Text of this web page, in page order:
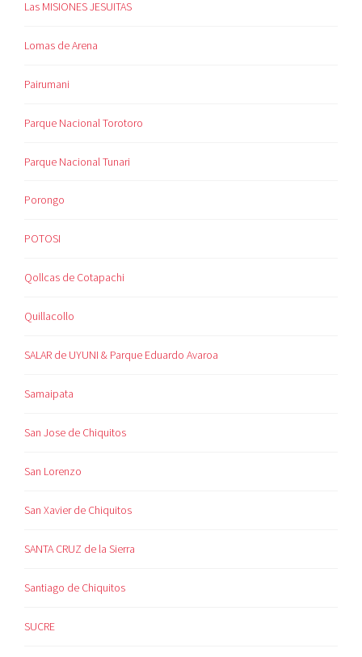
Las MISIONES JESUITAS
Lomas de Arena
Pairumani
Parque Nacional Torotoro
Parque Nacional Tunari
Porongo
POTOSI
Qollcas de Cotapachi
Quillacollo
SALAR de UYUNI & Parque Eduardo Avaroa
Samaipata
San Jose de Chiquitos
San Lorenzo
San Xavier de Chiquitos
SANTA CRUZ de la Sierra
Santiago de Chiquitos
SUCRE